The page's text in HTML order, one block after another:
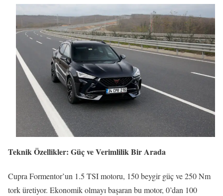
Teknik Özellikler: Güç ve Verimlilik Bir Arada
Cupra Formentor’un 1.5 TSI motoru, 150 beygir güç ve 250 Nm
tork üretiyor. Ekonomik olmayı başaran bu motor, 0’dan 100